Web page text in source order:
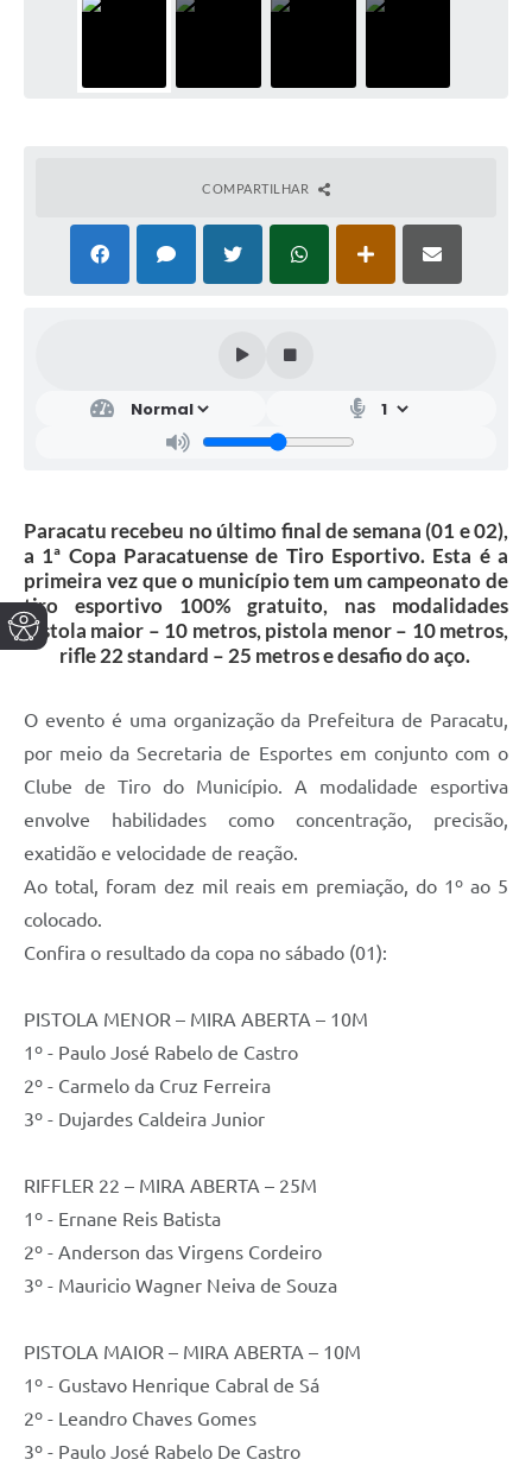
COMPARTILHAR
Paracatu recebeu no último final de semana (01 e 02),
a 1ª Copa Paracatuense de Tiro Esportivo. Esta é a
primeira vez que o município tem um campeonato de
tiro esportivo 100% gratuito, nas modalidades
pistola maior – 10 metros, pistola menor – 10 metros,
rifle 22 standard – 25 metros e desafio do aço.
O evento é uma organização da Prefeitura de Paracatu,
por meio da Secretaria de Esportes em conjunto com o
Clube de Tiro do Município. A modalidade esportiva
envolve habilidades como concentração, precisão,
exatidão e velocidade de reação.
Ao total, foram dez mil reais em premiação, do 1º ao 5
colocado.
Confira o resultado da copa no sábado (01):
PISTOLA MENOR – MIRA ABERTA – 10M
1º - Paulo José Rabelo de Castro
2º - Carmelo da Cruz Ferreira
3º - Dujardes Caldeira Junior
RIFFLER 22 – MIRA ABERTA – 25M
1º - Ernane Reis Batista
2º - Anderson das Virgens Cordeiro
3º - Mauricio Wagner Neiva de Souza
PISTOLA MAIOR – MIRA ABERTA – 10M
1º - Gustavo Henrique Cabral de Sá
2º - Leandro Chaves Gomes
3º - Paulo José Rabelo De Castro